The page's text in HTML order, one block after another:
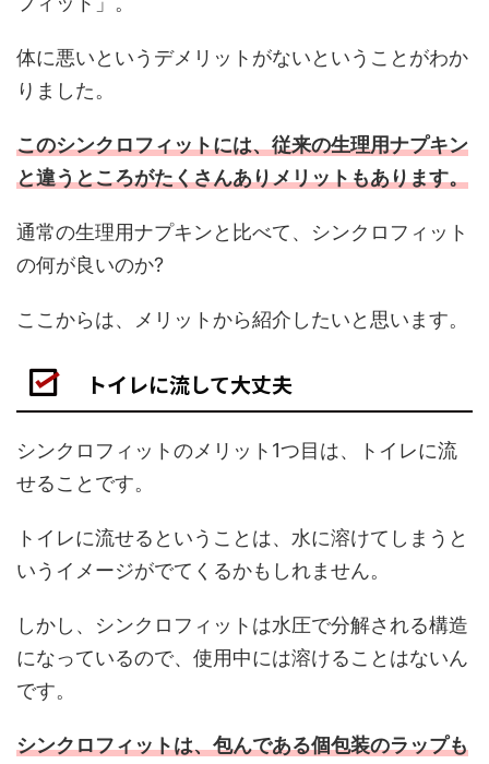
体に悪いというデメリットがないということがわか
りました。
このシンクロフィットには、従来の生理用ナプキン
と違うところがたくさんありメリットもあります。
通常の生理用ナプキンと比べて、シンクロフィット
の何が良いのか?
ここからは、メリットから紹介したいと思います。
トイレに流して大丈夫
シンクロフィットのメリット1つ目は、トイレに流
せることです。
トイレに流せるということは、水に溶けてしまうと
いうイメージがでてくるかもしれません。
しかし、シンクロフィットは水圧で分解される構造
になっているので、使用中には溶けることはないん
です。
シンクロフィットは、包んである個包装のラップも